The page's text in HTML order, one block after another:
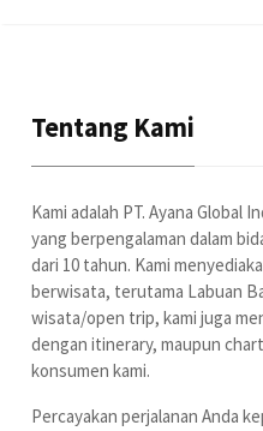
Tentang Kami
Kami adalah PT. Ayana Global
yang berpengalaman dalam
dari 10 tahun. Kami
berwisata, terutama Labuan
wisata/open trip, kami juga
dengan itinerary, maupun
konsumen kami.
Percayakan perjalanan Anda